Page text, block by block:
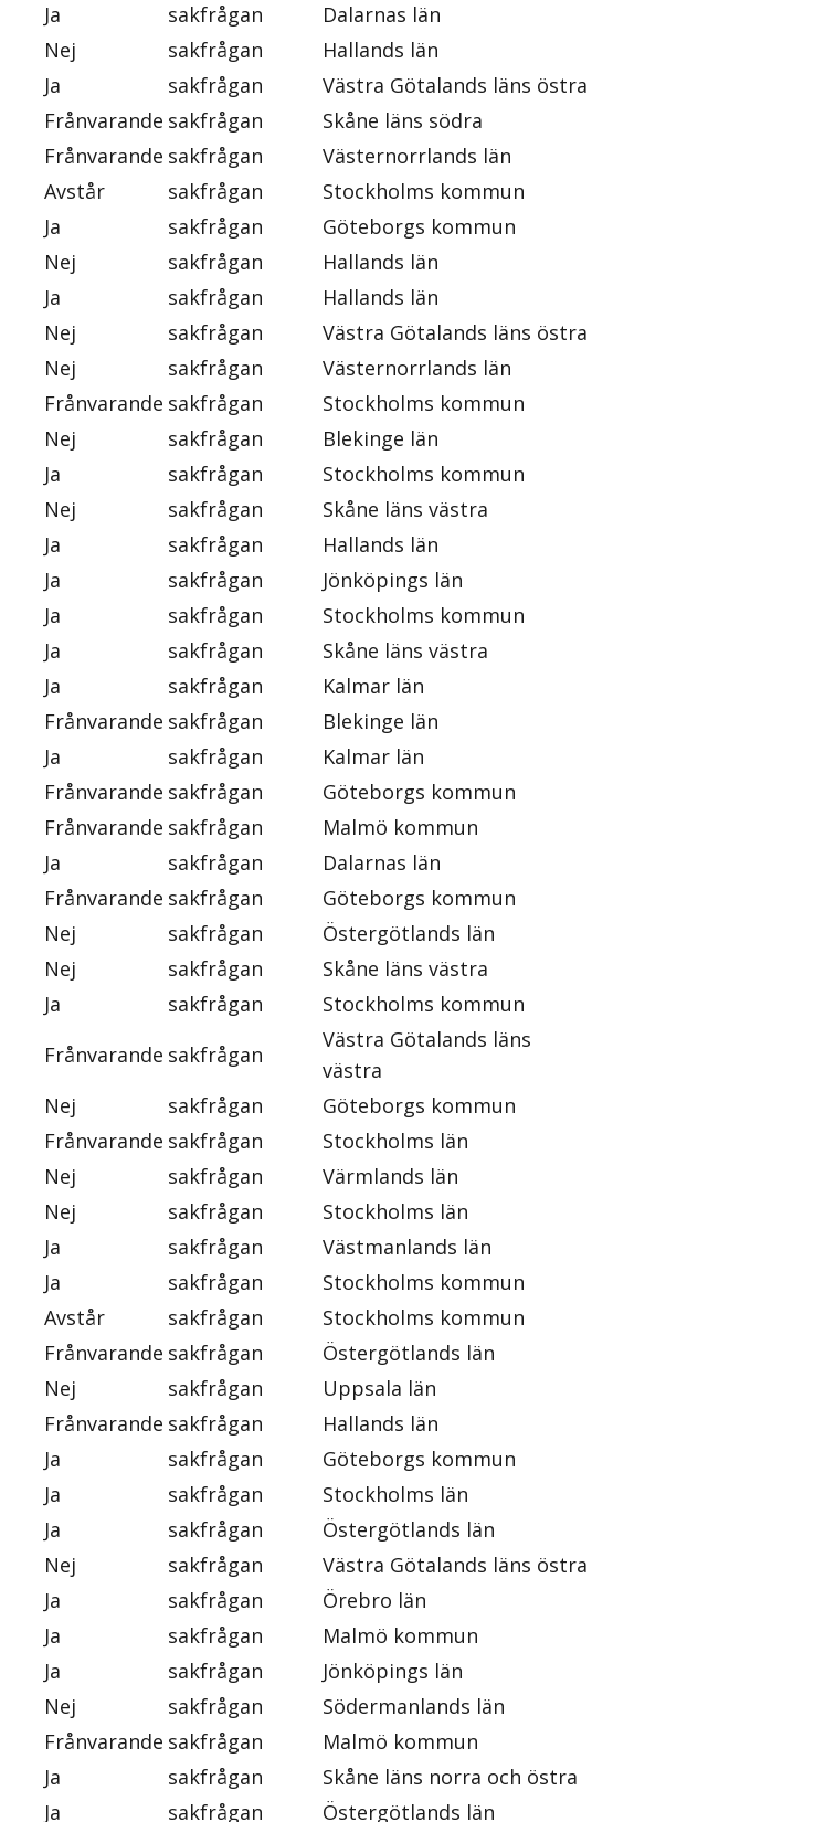
Ja sakfrågan
Dalarnas län
Nej sakfrågan
Hallands län
Ja sakfrågan
Västra Götalands läns östra
Frånvarande sakfrågan
Skåne läns södra
Frånvarande sakfrågan
Västernorrlands län
Avstår sakfrågan
Stockholms kommun
Ja sakfrågan
Göteborgs kommun
Nej sakfrågan
Hallands län
Ja sakfrågan
Hallands län
Nej sakfrågan
Västra Götalands läns östra
Nej sakfrågan
Västernorrlands län
Frånvarande sakfrågan
Stockholms kommun
Nej sakfrågan
Blekinge län
Ja sakfrågan
Stockholms kommun
Nej sakfrågan
Skåne läns västra
Ja sakfrågan
Hallands län
Ja sakfrågan
Jönköpings län
Ja sakfrågan
Stockholms kommun
Ja sakfrågan
Skåne läns västra
Ja sakfrågan
Kalmar län
Frånvarande sakfrågan
Blekinge län
Ja sakfrågan
Kalmar län
Frånvarande sakfrågan
Göteborgs kommun
Frånvarande sakfrågan
Malmö kommun
Ja sakfrågan
Dalarnas län
Frånvarande sakfrågan
Göteborgs kommun
Nej sakfrågan
Östergötlands län
Nej sakfrågan
Skåne läns västra
Ja sakfrågan
Stockholms kommun
Frånvarande sakfrågan
Västra Götalands läns
västra
Nej sakfrågan
Göteborgs kommun
Frånvarande sakfrågan
Stockholms län
Nej sakfrågan
Värmlands län
Nej sakfrågan
Stockholms län
Ja sakfrågan
Västmanlands län
Ja sakfrågan
Stockholms kommun
Avstår sakfrågan
Stockholms kommun
Frånvarande sakfrågan
Östergötlands län
Nej sakfrågan
Uppsala län
Frånvarande sakfrågan
Hallands län
Ja sakfrågan
Göteborgs kommun
Ja sakfrågan
Stockholms län
Ja sakfrågan
Östergötlands län
Nej sakfrågan
Västra Götalands läns östra
Ja sakfrågan
Örebro län
Ja sakfrågan
Malmö kommun
Ja sakfrågan
Jönköpings län
Nej sakfrågan
Södermanlands län
Frånvarande sakfrågan
Malmö kommun
Ja sakfrågan
Skåne läns norra och östra
Ja sakfrågan Östergötlands län